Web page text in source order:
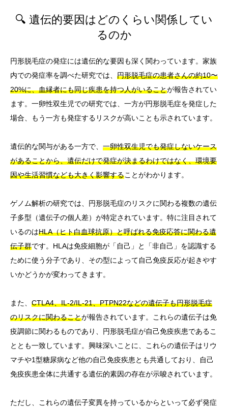
🔍 遺伝的要因はどのくらい関係してい
るのか
円形脱毛症の発症には遺伝的な要因も深く関わっています。家族
内での発症率を調べた研究では、 円形脱毛症の患者さんの約10〜
20%に、血縁者にも同じ疾患を持つ人がいることが報告されてい
ます。一卵性双生児での研究では、一方が円形脱毛症を発症した
場合、もう一方も発症するリスクが高いことも示されています。
遺伝的な関与がある一方で、 一卵性双生児でも発症しないケース
があることから、遺伝だけで発症が決まるわけではなく、環境要
因や生活習慣なども大きく影響することがわかります。
ゲノム解析の研究では、円形脱毛症のリスクに関わる複数の遺伝
子多型（遺伝子の個人差）が特定されています。特に注目されて
いるのはHLA（ヒト白血球抗原）と呼ばれる免疫応答に関わる遺
伝子群です。HLAは免疫細胞が「自己」と「非自己」を認識する
ために使う分子であり、その型によって自己免疫反応が起きやす
いかどうかが変わってきます。
また、 CTLA4、IL-2/IL-21、PTPN22などの遺伝子も円形脱毛症
のリスクに関わることが報告されています。これらの遺伝子は免
疫調節に関わるものであり、円形脱毛症が自己免疫疾患であるこ
ととも一致しています。興味深いことに、これらの遺伝子はリウ
マチや1型糖尿病など他の自己免疫疾患とも共通しており、自己
免疫疾患全体に共通する遺伝的素因の存在が示唆されています。
ただし、これらの遺伝子変異を持っているからといって必ず発症